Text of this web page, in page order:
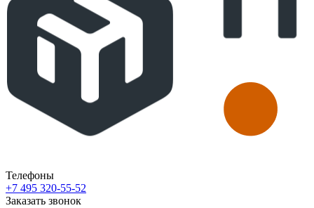
Телефоны
+7 495 320-55-52
Заказать звонок